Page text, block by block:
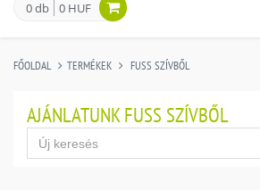
0 db 0 HUF
FŐOLDAL TERMÉKEK FUSS SZÍVBŐL
AJÁNLATUNK FUSS SZÍVBŐL